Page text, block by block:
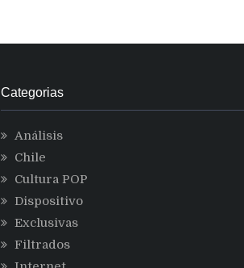
Categorias
Análisis
Chile
Cultura POP
Dispositivo
Exclusivas
Filtrados